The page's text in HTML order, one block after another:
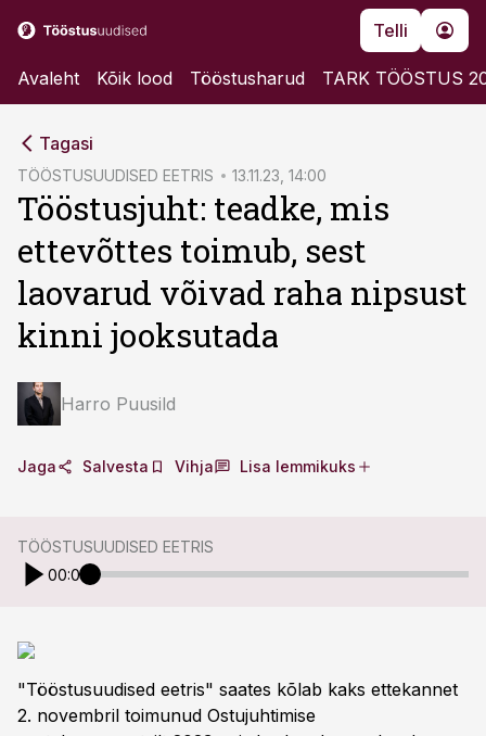
Telli
Avaleht Kõik lood Tööstusharud TARK TÖÖSTUS
Tagasi
TÖÖSTUSUUDISED EETRIS 13.11.23, 14:00
Tööstusjuht: teadke, mis
ettevõttes toimub, sest
laovarud võivad raha nipsust
kinni jooksutada
Harro Puusild
Jaga Salvesta Vihja Lisa lemmikuks
TÖÖSTUSUUDISED EETRIS
00:00
"Tööstusuudised eetris" saates kõlab kaks ettekannet
2. novembril toimunud Ostujuhtimise